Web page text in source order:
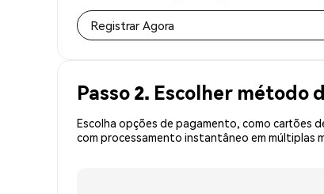
Registrar Agora
Passo 2. Escolher método
Escolha opções de pagamento, como cartões
com processamento instantâneo em múltiplas